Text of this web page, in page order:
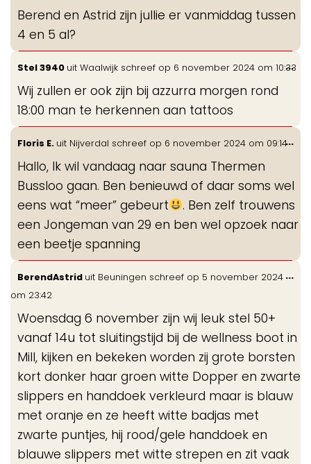
Berend en Astrid zijn jullie er vanmiddag tussen
4 en 5 al?
Stel 3940 uit Waalwijk schreef op 6 november 2024 om 10:33
Wij zullen er ook zijn bij azzurra morgen rond
18:00 man te herkennen aan tattoos
...
Floris E. uit Nijverdal schreef op 6 november 2024 om 09:14
Hallo, Ik wil vandaag naar sauna Thermen
Bussloo gaan. Ben benieuwd of daar soms wel
eens wat “meer” gebeurt
. Ben zelf trouwens
een Jongeman van 29 en ben wel opzoek naar
een beetje spanning
...
BerendAstrid uit Beuningen schreef op 5 november 2024
om 23:42
Woensdag 6 november zijn wij leuk stel 50+
vanaf 14u tot sluitingstijd bij de wellness boot in
Mill, kijken en bekeken worden zij grote borsten
kort donker haar groen witte Dopper en zwarte
slippers en handdoek verkleurd maar is blauw
met oranje en ze heeft witte badjas met
zwarte puntjes, hij rood/gele handdoek en
blauwe slippers met witte strepen en zit vaak
...